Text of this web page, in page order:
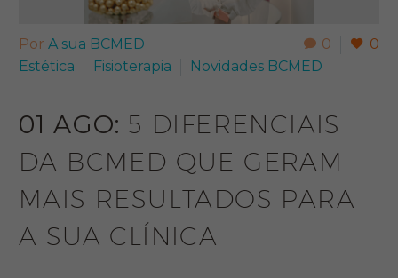
0 0
Por A sua BCMED
Estética
Fisioterapia Novidades BCMED
01 AGO: 5 DIFERENCIAIS
DA BCMED QUE GERAM
MAIS RESULTADOS PARA
A SUA CLÍNICA